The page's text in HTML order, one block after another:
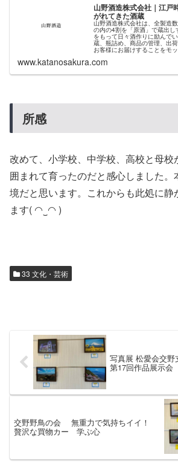
山野酒造株式会社｜江戸
がれてきた酒蔵
山野酒造株式会社は、全製造
の内の4割を「原酒」で蔵出し
をもって日々酒作りに励んで
蔵、瓶詰め、商品の管理、出
お客様にお届けすることをモッ
www.katanosakura.com
所感
改めて、小学校、中学校、高校と母校
囲まれて育ったのだと感心しました。
境だと思います。これからも此処に静
ます( ◠‿◠ )
33 文化・芸術
写真展 松愛会交
第17回作品展示会
交野野鳥の会 無重力で気持ちイイ！
贅沢な買物カー 学ぶ心